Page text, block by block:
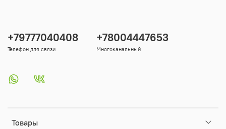
Товары
+79777040408
Телефон для связи
+78004447653
Многоканальный